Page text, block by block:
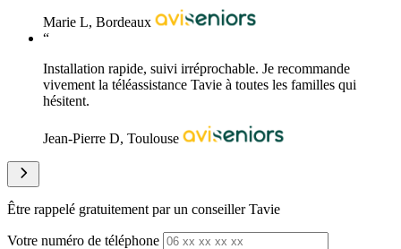
Marie L, Bordeaux
“
Installation rapide, suivi irréprochable. Je recommande
vivement la téléassistance Tavie à toutes les familles qui
hésitent.
Jean-Pierre D, Toulouse
Être rappelé gratuitement par un conseiller Tavie
Votre numéro de téléphone